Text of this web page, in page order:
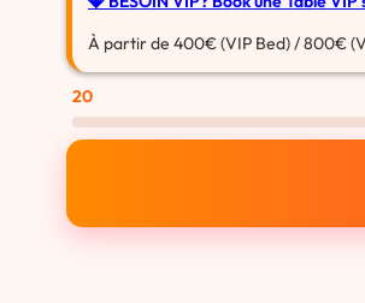
À partir de 400€ (VIP Bed) / 800€
20